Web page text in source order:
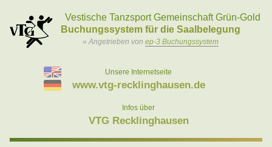
Vestische Tanzsport Gemeinschaft Grün-Gold
Buchungssystem für die Saalbelegung
» Angetrieben von ep-3 Buchungssystem
Unsere Internetseite
www.vtg-recklinghausen.de
Infos über
VTG Recklinghausen